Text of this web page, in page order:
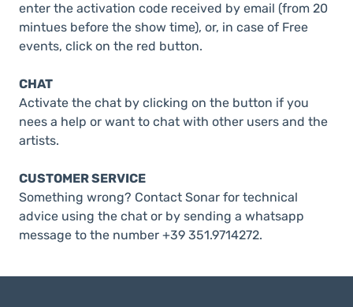
enter the activation code received by email (from 20
mintues before the show time), or, in case of Free
events, click on the red button.
CHAT
Activate the chat by clicking on the button if you
nees a help or want to chat with other users and the
artists.
CUSTOMER SERVICE
Something wrong? Contact Sonar for technical
advice using the chat or by sending a whatsapp
message to the number +39 351.9714272.